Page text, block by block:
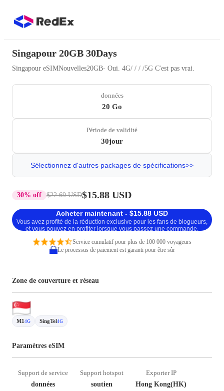
Singapour 20GB 30Days
Singapour eSIMNouvelles20GB- Oui. 4G/ / / /5G C'est pas vrai.
données
20 Go
Période de validité
30jour
Sélectionnez d'autres packages de spécifications>>
30% off $22.69 USD$15.88 USD
Acheter maintenant - $15.88 USD
Vous avez profité de la réduction exclusive pour les fans de blogueurs,
et vous pouvez en profiter lorsque vous passez une commande.
Service cumulatif pour plus de 100 000 voyageurs
Le processus de paiement est garanti pour être sûr
Zone de couverture et réseau
M1 4G SingTel4G
Paramètres eSIM
Support de service
données
Support hotspot
soutien
Exporter IP
Hong Kong(HK)